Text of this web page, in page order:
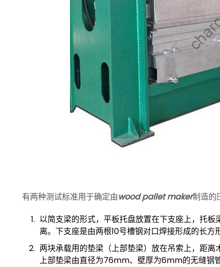
有两种测试标准用于确定由wood pallet maker制造的
以简支梁的形式，平板托盘放置在下支座上，托
离。下支座是由两根10号槽钢对口焊接形成的长方
两块承载用的垫梁（上部垫梁）放在吊索上，距
上部垫梁由直径为76mm、壁厚为6mm的无缝钢